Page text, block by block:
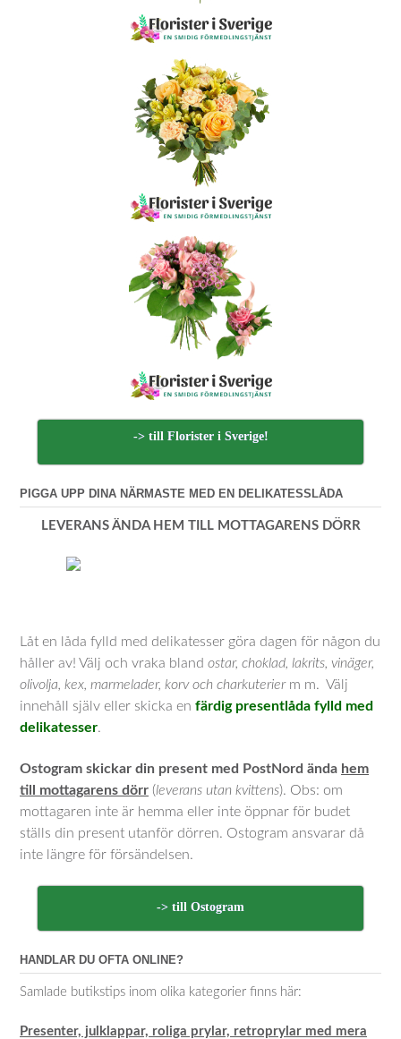
-> till Florister i Sverige!
PIGGA UPP DINA NÄRMASTE MED EN DELIKATESSLÅDA
LEVERANS ÄNDA HEM TILL MOTTAGARENS DÖRR
Låt en låda fylld med delikatesser göra dagen för någon du
håller av! Välj och vraka bland ostar, choklad, lakrits, vinäger,
olivolja, kex, marmelader, korv och charkuterierm m. Välj
innehåll själv eller skicka en färdig presentlåda fylld med
delikatesser.
Ostogram skickar din present med PostNord ända hem
till mottagarens dörr (leverans utan kvittens). Obs: om
mottagaren inte är hemma eller inte öppnar för budet
ställs din present utanför dörren. Ostogram ansvarar då
inte längre för försändelsen.
-> till Ostogram
HANDLAR DU OFTA ONLINE?
Samlade butikstips inom olika kategorier finns här:
Presenter, julklappar, roliga prylar, retroprylar med mera